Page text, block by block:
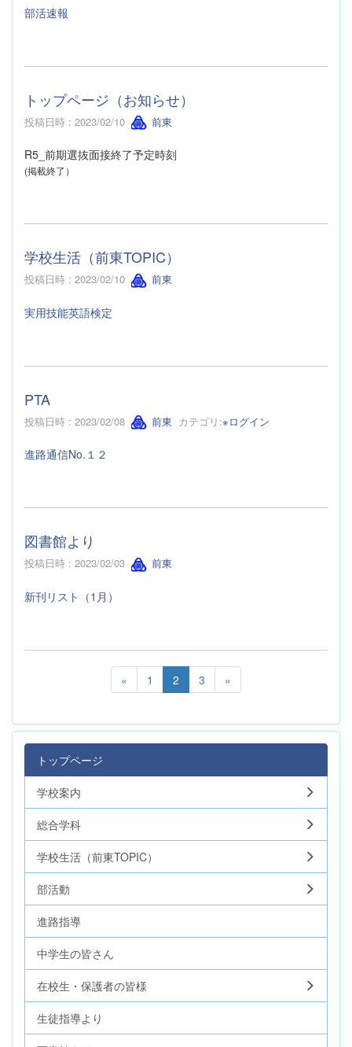
部活速報
トップページ（お知らせ）
投稿日時 : 2023/02/10 前東
R5_前期選抜面接終了予定時刻
(掲載終了）
学校生活（前東TOPIC）
投稿日時 : 2023/02/10 前東
実用技能英語検定
PTA
投稿日時 : 2023/02/08 前東 カテゴリ:※ログイン
進路通信No.１２
図書館より
投稿日時 : 2023/02/03 前東
新刊リスト（1月）
« 1 2 3 »
トップページ
学校案内
総合学科
学校生活（前東TOPIC）
部活動
進路指導
中学生の皆さん
在校生・保護者の皆様
生徒指導より